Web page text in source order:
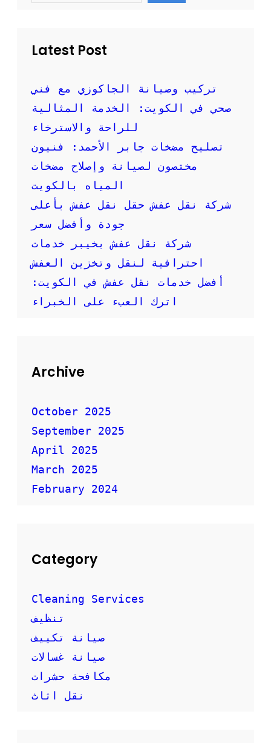
ث
ر
ع
و
أ
م
ن
ف
ك
ي
ف
ت
ا
ر
ا
ع
ر
ا
ل
ن
ا
Latest Post
تركيب وصيانة الجاكوزي مع فني
صحي في الكويت: الخدمة المثالية
للراحة والاسترخاء
تصليح مضخات جابر الأحمد: فنيون
مختصون لصيانة وإصلاح مضخات
المياه بالكويت
شركة نقل عفش حقل نقل عفش بأعلى
جودة وأفضل سعر
شركة نقل عفش بخيبر خدمات
أفضل خدمات نقل عفش في الكويت:
اترك العبء على الخبراء
Archive
October 2025
September 2025
April 2025
March 2025
February 2024
Category
Cleaning Services
تنظيف
صيانة تكييف
صيانة غسالات
مكافحة حشرات
نقل اثاث